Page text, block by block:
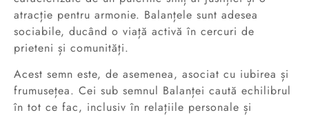
atracție pentru armonie. Balanțele sunt adesea
sociabile, ducând o viață activă în cercuri de
prieteni și comunități.
Acest semn este, de asemenea, asociat cu iubirea și
frumusețea. Cei sub semnul Balanței caută echilibrul
în tot ce fac, inclusiv în relațiile personale și